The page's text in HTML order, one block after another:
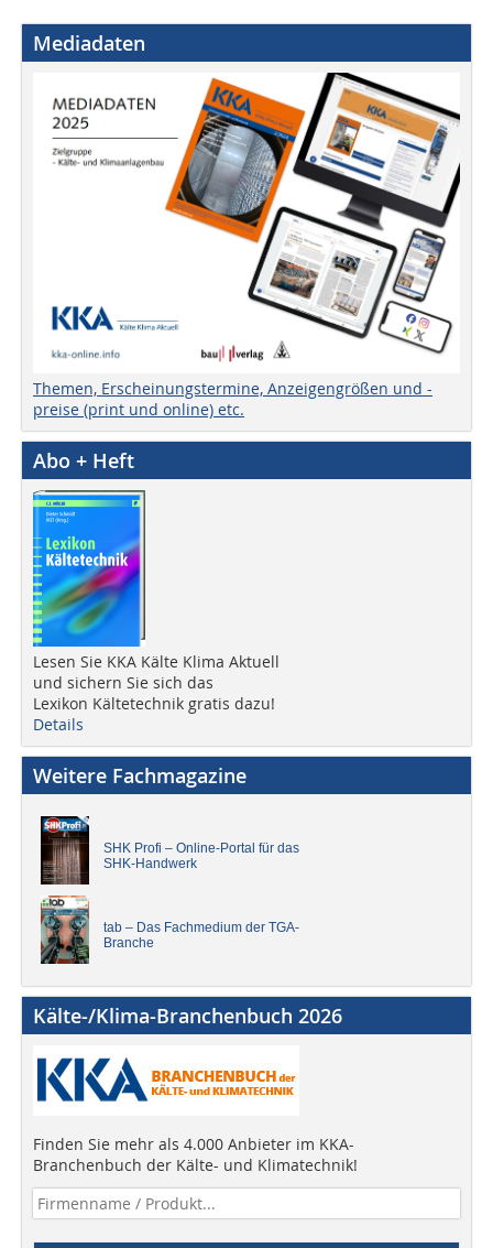
Mediadaten
Themen, Erscheinungstermine, Anzeigengrößen und -
preise (print und online) etc.
Abo + Heft
Lesen Sie KKA Kälte Klima Aktuell
und sichern Sie sich das
Lexikon Kältetechnik gratis dazu!
Details
Weitere Fachmagazine
SHK Profi – Online-Portal für das
SHK-Handwerk
tab – Das Fachmedium der TGA-
Branche
Kälte-/Klima-Branchenbuch 2026
Finden Sie mehr als 4.000 Anbieter im KKA-
Branchenbuch der Kälte- und Klimatechnik!